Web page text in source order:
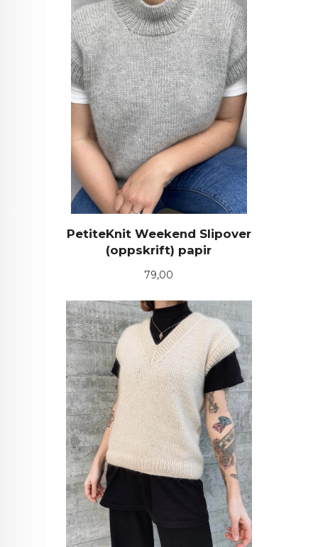
PetiteKnit Weekend Slipover
(oppskrift) papir
Pris
79,00